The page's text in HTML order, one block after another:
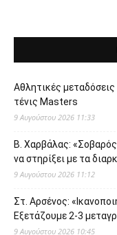
Αθλητικές
τένις Masters
9 Αυγούστου 2026 11:33
Β. Χαρβάλας:
να στηρίξει με τα
9 Αυγούστου 2026 11:12
Στ. Αρσένος:
Εξετάζουμε 2-3
9 Αυγούστου 2026 10:45